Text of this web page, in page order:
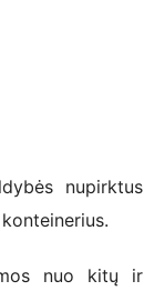
nupirktus
nuo kitų ir